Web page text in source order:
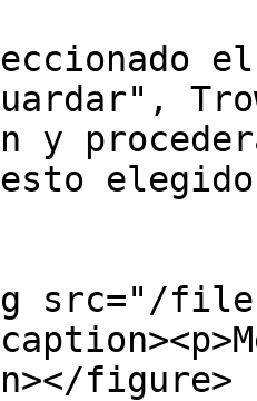
y
src="/files/
figure>